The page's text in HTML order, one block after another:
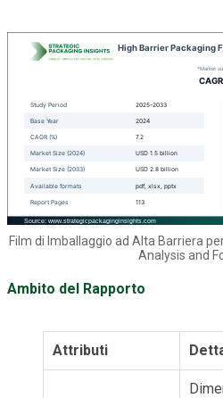
Film di Imballaggio ad Alta Barriera
Analysis and
Ambito del Rapporto
Attributi